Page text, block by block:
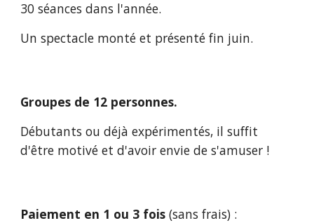
30 séances dans l'année.
Un spectacle monté et présenté fin juin.
Groupes de 12 personnes.
Débutants ou déjà expérimentés, il suffit
d'être motivé et d'avoir envie de s'amuser !
Paiement en 1 ou 3 fois (sans frais) :